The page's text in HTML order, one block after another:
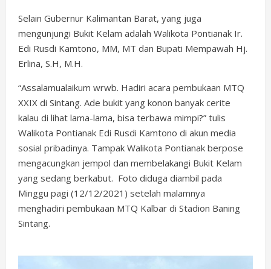
Selain Gubernur Kalimantan Barat, yang juga
mengunjungi Bukit Kelam adalah Walikota Pontianak Ir.
Edi Rusdi Kamtono, MM, MT dan Bupati Mempawah Hj.
Erlina, S.H, M.H.
“Assalamualaikum wrwb. Hadiri acara pembukaan MTQ
XXIX di Sintang. Ade bukit yang konon banyak cerite
kalau di lihat lama-lama, bisa terbawa mimpi?” tulis
Walikota Pontianak Edi Rusdi Kamtono di akun media
sosial pribadinya. Tampak Walikota Pontianak berpose
mengacungkan jempol dan membelakangi Bukit Kelam
yang sedang berkabut. Foto diduga diambil pada
Minggu pagi (12/12/2021) setelah malamnya
menghadiri pembukaan MTQ Kalbar di Stadion Baning
Sintang.